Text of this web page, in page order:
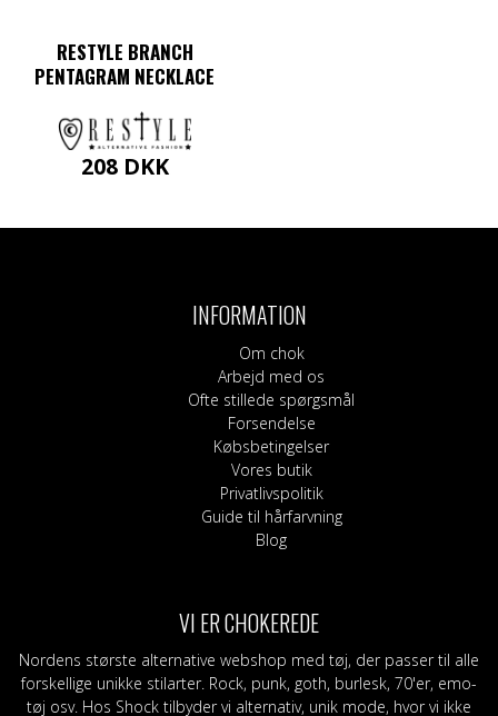
RESTYLE BRANCH
PENTAGRAM NECKLACE
208 DKK
INFORMATION
Om chok
Arbejd med os
Ofte stillede spørgsmål
Forsendelse
Købsbetingelser
Vores butik
Privatlivspolitik
Guide til hårfarvning
Blog
VI ER CHOKEREDE
Nordens største alternative webshop med tøj, der passer til alle
forskellige unikke stilarter. Rock, punk, goth, burlesk, 70'er, emo-
tøj osv. Hos Shock tilbyder vi alternativ, unik mode, hvor vi ikke